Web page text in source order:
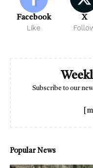
Facebook
Like
X
Subscribe to our
Popular News